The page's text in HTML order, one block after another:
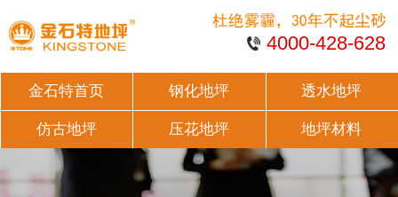
4000-428-628
金石特首页 钢化地坪 透水地坪
仿古地坪 压花地坪 地坪材料